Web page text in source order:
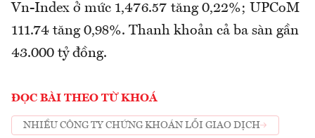
Vn-Index ở mức 1,476.57 tăng 0,22%; UPCoM
111.74 tăng 0,98%. Thanh khoản cả ba sàn gần
43.000 tỷ đồng.
ĐỌC BÀI THEO TỪ KHOÁ
NHIỀU CÔNG TY CHỨNG KHOÁN LỖI GIAO DỊCH